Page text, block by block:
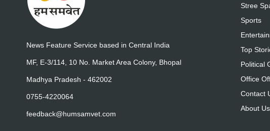
News Feature Service based in Central India
MF, E-3/114, 10 No. Market Area Colony, Bhopal
Madhya Pradesh - 462002
0755-4220064
feedback@humsamvet.com
Stree
Sports
Top
Political
Office
Contact
About Us